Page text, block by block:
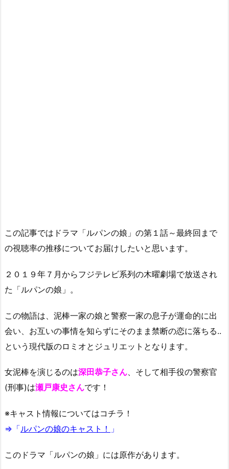
この記事ではドラマ「ルパンの娘」の第１話～最終回まで
の視聴率の推移についてお届けしたいと思います。
２０１９年７月からフジテレビ系列の木曜劇場で放送され
た「ルパンの娘」。
この物語は、泥棒一家の娘と警察一家の息子が運命的に出
会い、お互いの事情を知らずにそのまま禁断の恋に落ちる..
という現代版のロミオとジュリエットとなります。
女泥棒を演じるのは深田恭子さん、そして相手役の警察官
(刑事)は瀬戸康史さんです！
※キャスト情報についてはコチラ！
⇒「ルパンの娘のキャスト！ 」
このドラマ「ルパンの娘」には原作があります。